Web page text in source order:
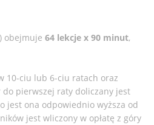
obejmuje 64 lekcje x 90 minut,
10-ciu lub 6-ciu ratach oraz
do pierwszej raty doliczany jest
jest ona odpowiednio wyższa od
jest wliczony w opłatę z góry